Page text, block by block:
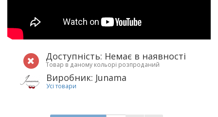
Доступність: Немає в наявності
Товар в даному кольорі розпроданий
Виробник: Junama
Усі товари